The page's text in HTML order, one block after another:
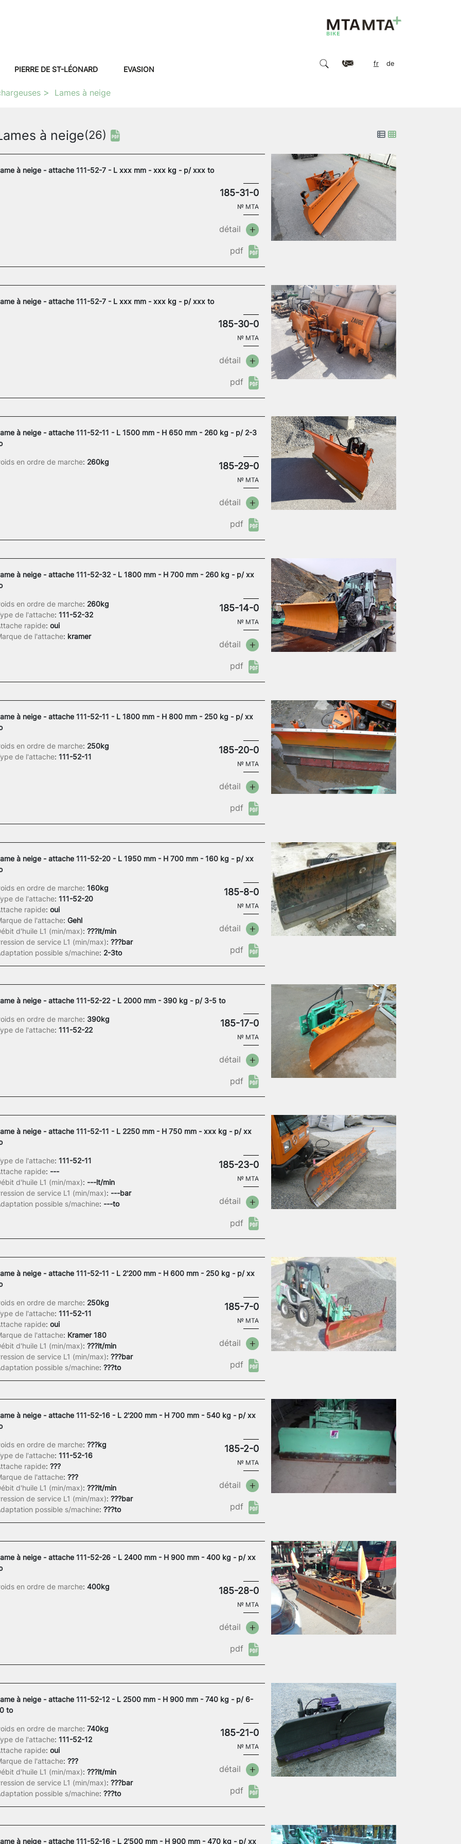
PIERRE DE ST-LÉONARD EVASION
fr de
Lames à neige
à neige(26)
à neige - attache 111-52-7 - L xxx mm - xxx kg - p/ xxx to
185-31-0
№ MTA
détail
pdf
à neige - attache 111-52-7 - L xxx mm - xxx kg - p/ xxx to
185-30-0
№ MTA
détail
pdf
à neige - attache 111-52-11 - L 1500 mm - H 650 mm - 260 kg - p/ 2-3
en ordre de marche: 260kg 185-29-0
№ MTA
détail
pdf
à neige - attache 111-52-32 - L 1800 mm - H 700 mm - 260 kg - p/ xx
en ordre de marche: 260kg
de l'attache: 111-52-32
rapide: oui
de l'attache: kramer
185-14-0
№ MTA
détail
pdf
à neige - attache 111-52-11 - L 1800 mm - H 800 mm - 250 kg - p/ xx
en ordre de marche: 250kg
de l'attache: 111-52-11
185-20-0
№ MTA
détail
pdf
à neige - attache 111-52-20 - L 1950 mm - H 700 mm - 160 kg - p/ xx
en ordre de marche: 160kg
de l'attache: 111-52-20
rapide: oui
de l'attache: Gehl
d'huile L1 (min/max): ???lt/min
de service L1 (min/max): ???bar
possible s/machine: 2-3to
185-8-0
№ MTA
détail
pdf
à neige - attache 111-52-22 - L 2000 mm - 390 kg - p/ 3-5 to
en ordre de marche: 390kg
de l'attache: 111-52-22
185-17-0
№ MTA
détail
pdf
à neige - attache 111-52-11 - L 2250 mm - H 750 mm - xxx kg - p/ xx
de l'attache: 111-52-11
rapide: ---
d'huile L1 (min/max): ---lt/min
de service L1 (min/max): ---bar
possible s/machine: ---to
185-23-0
№ MTA
détail
pdf
à neige - attache 111-52-11 - L 2'200 mm - H 600 mm - 250 kg - p/ xx
en ordre de marche: 250kg
de l'attache: 111-52-11
rapide: oui
de l'attache: Kramer 180
d'huile L1 (min/max): ???lt/min
de service L1 (min/max): ???bar
possible s/machine: ???to
185-7-0
№ MTA
détail
pdf
à neige - attache 111-52-16 - L 2'200 mm - H 700 mm - 540 kg - p/ xx
en ordre de marche: ???kg
de l'attache: 111-52-16
rapide: ???
de l'attache: ???
d'huile L1 (min/max): ???lt/min
de service L1 (min/max): ???bar
possible s/machine: ???to
185-2-0
№ MTA
détail
pdf
à neige - attache 111-52-26 - L 2400 mm - H 900 mm - 400 kg - p/ xx
en ordre de marche: 400kg 185-28-0
№ MTA
détail
pdf
à neige - attache 111-52-12 - L 2500 mm - H 900 mm - 740 kg - p/ 6-
to
en ordre de marche: 740kg
de l'attache: 111-52-12
rapide: oui
de l'attache: ???
d'huile L1 (min/max): ???lt/min
de service L1 (min/max): ???bar
possible s/machine: ???to
185-21-0
№ MTA
détail
pdf
à neige - attache 111-52-16 - L 2'500 mm - H 900 mm - 470 kg - p/ xx